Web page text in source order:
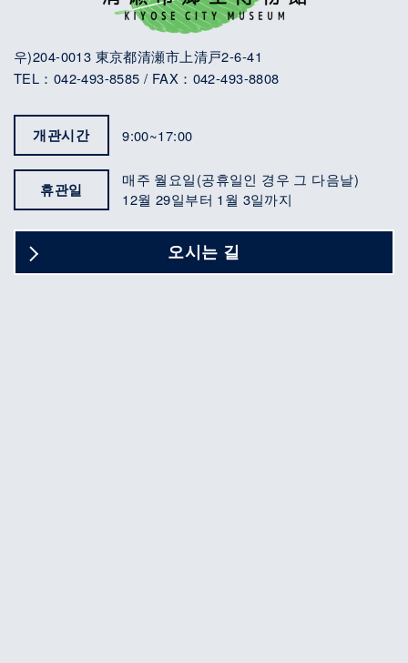
우)204-0013 東京都清瀬市上清戸2-6-41
TEL：042-493-8585 / FAX：042-493-8808
개관시간 9:00~17:00
휴관일
매주 월요일(공휴일인 경우 그 다음날)
12월 29일부터 1월 3일까지
오시는 길